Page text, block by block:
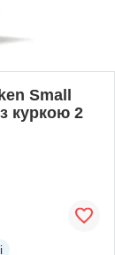
Small
куркою 2